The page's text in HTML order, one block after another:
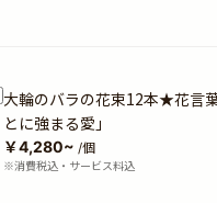
大輪のバラの花束12本★花言
とに強まる愛」
￥4,280~ /個
※消費税込・サービス料込